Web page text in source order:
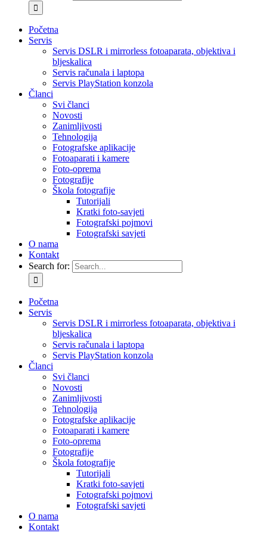
Početna
Servis
Servis DSLR i mirrorless fotoaparata, objektiva i
bljeskalica
Servis računala i laptopa
Servis PlayStation konzola
Članci
Svi članci
Novosti
Zanimljivosti
Tehnologija
Fotografske aplikacije
Fotoaparati i kamere
Foto-oprema
Fotografije
Škola fotografije
Tutorijali
Kratki foto-savjeti
Fotografski pojmovi
Fotografski savjeti
O nama
Kontakt
Search for:
Početna
Servis
Servis DSLR i mirrorless fotoaparata, objektiva i
bljeskalica
Servis računala i laptopa
Servis PlayStation konzola
Članci
Svi članci
Novosti
Zanimljivosti
Tehnologija
Fotografske aplikacije
Fotoaparati i kamere
Foto-oprema
Fotografije
Škola fotografije
Tutorijali
Kratki foto-savjeti
Fotografski pojmovi
Fotografski savjeti
O nama
Kontakt